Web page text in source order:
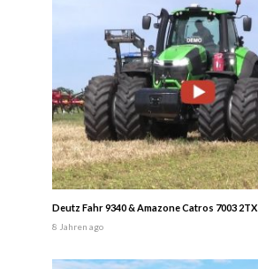
Deutz Fahr 9340 & Amazone Catros 7003 2TX
8 Jahren ago